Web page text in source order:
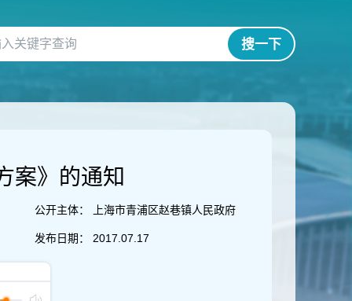
搜一下
案》的通知
公开主体： 上海市青浦区赵巷镇人民政府
发布日期： 2017.07.17